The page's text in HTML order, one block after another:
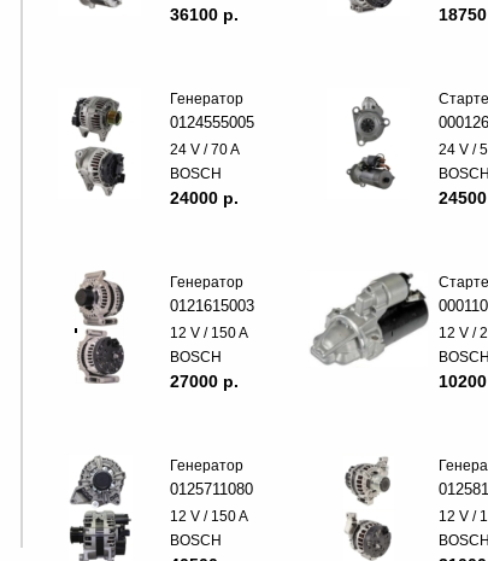
36100 p.
Генератор
0124555005
24 V / 70 A
BOSCH
24000 p.
24 V /
BOSCH
Генератор
0121615003
12 V / 150 A
BOSCH
27000 p.
12 V /
BOSCH
Генератор
0125711080
12 V / 150 A
BOSCH
12 V /
BOSCH